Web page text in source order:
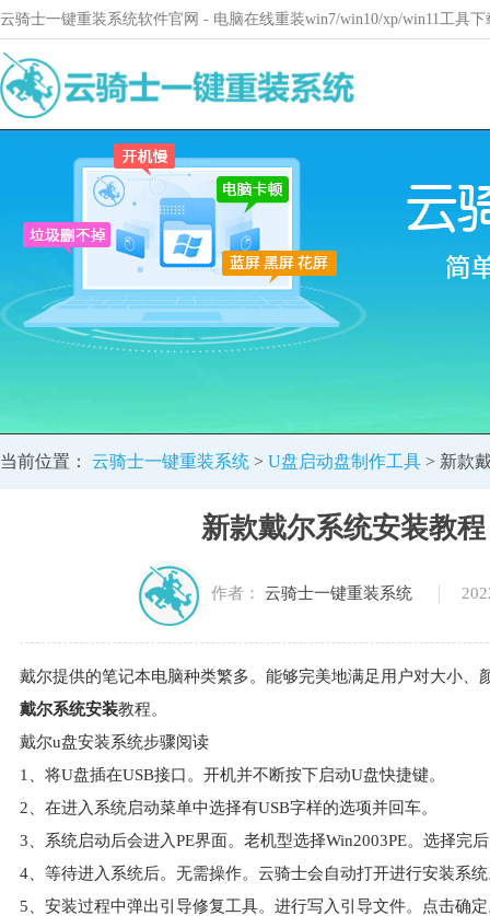
云骑士一键重装系统软件官网 - 电脑在线重装win7/win10/xp/win11工具
当前位置： 云骑士一键重装系统 > U盘启动盘制作工具 > 新款
新款戴尔系统安装教
作者： 云骑士一键重装系统
戴尔提供的笔记本电脑种类繁多。能够完美地满足用户对大小
戴尔系统安装教程。
戴尔u盘安装系统步骤阅读
1、将U盘插在USB接口。开机并不断按下启动U盘快捷键。
2、在进入系统启动菜单中选择有USB字样的选项并回车。
3、系统启动后会进入PE界面。老机型选择Win2003PE。选择完
4、等待进入系统后。无需操作。云骑士会自动打开进行安装系
5、安装过程中弹出引导修复工具。进行写入引导文件。点击确